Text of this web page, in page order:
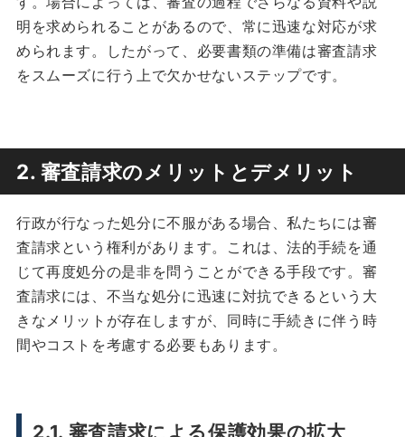
明を求められることがあるので、常に迅速な対応が求
められます。したがって、必要書類の準備は審査請求
をスムーズに行う上で欠かせないステップです。
2. 審査請求のメリットとデメリット
行政が行なった処分に不服がある場合、私たちには審
査請求という権利があります。これは、法的手続を通
じて再度処分の是非を問うことができる手段です。審
査請求には、不当な処分に迅速に対抗できるという大
きなメリットが存在しますが、同時に手続きに伴う時
間やコストを考慮する必要もあります。
2.1. 審査請求による保護効果の拡大